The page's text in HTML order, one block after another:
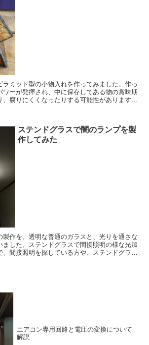
ラミッド型の小物入れを作ってみました。作っ
ワーが発揮され、中に保存してある物の賞味期
腐りにくくなったりする可能性があります。
ステンドグラスで闇のランプを製
作してみた
製作を、透明な普通のガラスと、光りを通さな
ました。ステンドグラスで間接照明の様な光加
、間接照明を探している方や、ステンドグラス
エアコン専用回路と電圧の変換について
解説